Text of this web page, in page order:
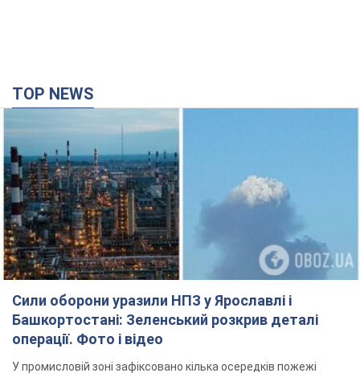
TOP NEWS
Сили оборони уразили НПЗ у Ярославлі і
Башкортостані: Зеленський розкрив деталі
операції. Фото і відео
У промисловій зоні зафіксовано кілька осередків пожежі